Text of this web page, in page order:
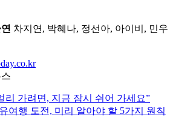
차지연, 박혜나, 정선아, 아이비, 민우
리 가려면, 지금 잠시 쉬어 가세요”
여행 도전, 미리 알아야 할 5가지 원칙